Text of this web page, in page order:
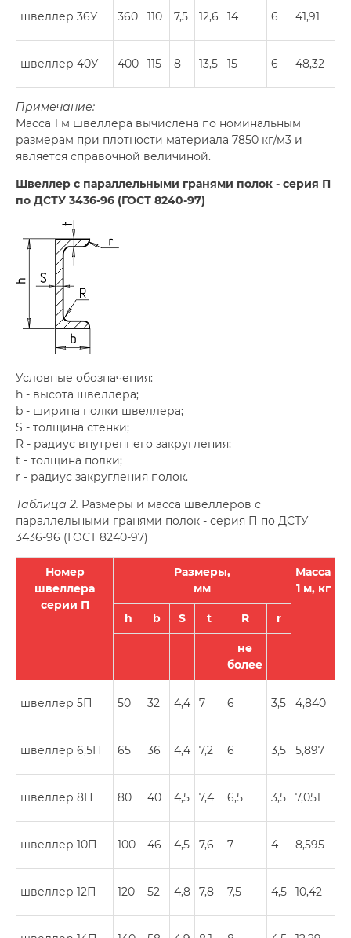
швеллер 36У 360 110 7,5 12,6 14 6 41,91
швеллер 40У 400 115 8 13,5 15 6 48,32
Примечание:
Масса 1 м швеллера вычислена по номинальным
размерам при плотности материала 7850 кг/м3 и
является справочной величиной.
Швеллер с параллельными гранями полок - серия П
по ДСТУ 3436-96 (ГОСТ 8240-97)
Условные обозначения:
h - высота швеллера;
b - ширина полки швеллера;
S - толщина стенки;
R - радиус внутреннего закругления;
t - толщина полки;
r - радиус закругления полок.
Таблица 2. Размеры и масса швеллеров с
параллельными гранями полок - серия П по ДСТУ
3436-96 (ГОСТ 8240-97)
Номер
швеллера
серии П
Размеры,
мм
Масса
1 м, кг
h b S t R r
не
более
швеллер 5П 50 32 4,4 7 6 3,5 4,840
швеллер 6,5П 65 36 4,4 7,2 6 3,5 5,897
швеллер 8П 80 40 4,5 7,4 6,5 3,5 7,051
швеллер 10П 100 46 4,5 7,6 7 4 8,595
швеллер 12П 120 52 4,8 7,8 7,5 4,5 10,42